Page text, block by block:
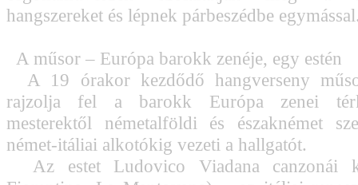
hangszereket és lépnek párbeszédbe
A műsor – Európa barokk zenéje, egy estén
A 19 órakor kezdődő hangverseny
rajzolja fel a barokk Európa zenei
mesterektől németalföldi és északnémet
német-itáliai alkotókig vezeti a hallgatót.
Az estet Ludovico Viadana canzonái